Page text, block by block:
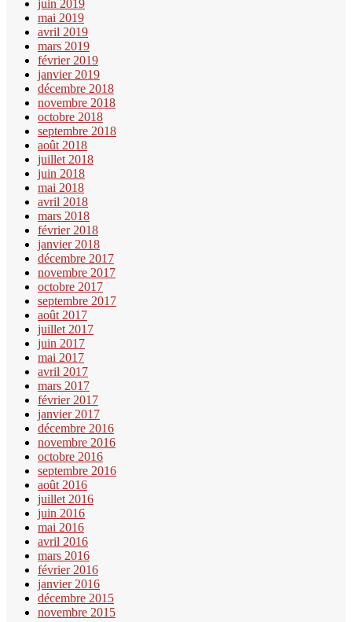
juin 2019
mai 2019
avril 2019
mars 2019
février 2019
janvier 2019
décembre 2018
novembre 2018
octobre 2018
septembre 2018
août 2018
juillet 2018
juin 2018
mai 2018
avril 2018
mars 2018
février 2018
janvier 2018
décembre 2017
novembre 2017
octobre 2017
septembre 2017
août 2017
juillet 2017
juin 2017
mai 2017
avril 2017
mars 2017
février 2017
janvier 2017
décembre 2016
novembre 2016
octobre 2016
septembre 2016
août 2016
juillet 2016
juin 2016
mai 2016
avril 2016
mars 2016
février 2016
janvier 2016
décembre 2015
novembre 2015